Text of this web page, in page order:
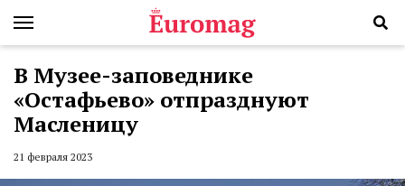
В Музее-заповеднике
«Остафьево» отпразднуют
Масленицу
21 февраля 2023